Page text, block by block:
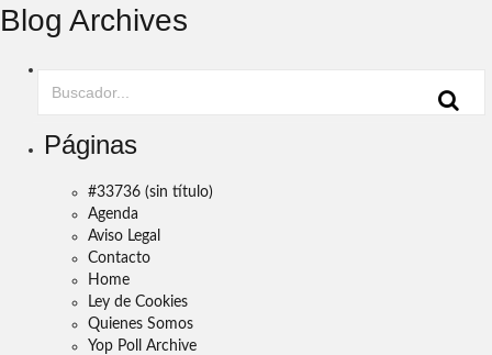
Blog Archives
Páginas
#33736 (sin título)
Agenda
Aviso Legal
Contacto
Home
Ley de Cookies
Quienes Somos
Yop Poll Archive